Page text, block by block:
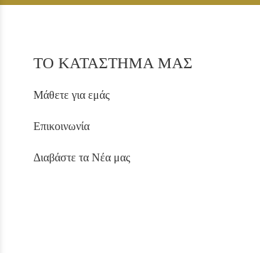
ΤΟ ΚΑΤΑΣΤΗΜΑ ΜΑΣ
Μάθετε για εμάς
Επικοινωνία
Διαβάστε τα Νέα μας